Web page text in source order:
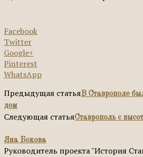
Facebook
Twitter
Google+
Pinterest
WhatsApp
Предыдущая статьяВ Ставрополе
дом
Следующая статьяСтаврополь с
Яна Бокова
Руководитель проекта "История